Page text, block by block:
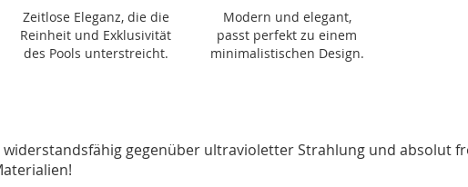
Zeitlose Eleganz, die die
Reinheit und Exklusivität
des Pools unterstreicht.
Modern und elegant,
passt perfekt zu einem
minimalistischen Design.
gegenüber ultravioletter Strahlung und absolut